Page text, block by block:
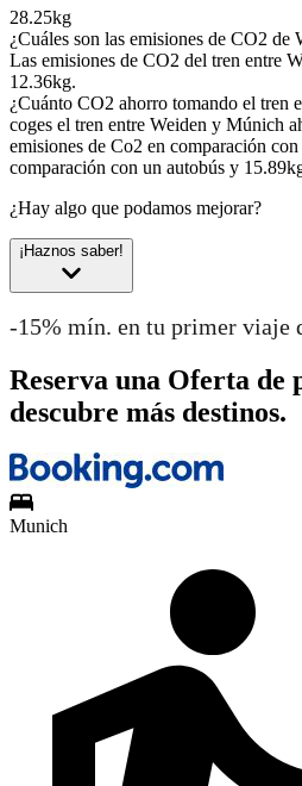
28.25kg
¿Cuáles son las emisiones de CO2 de
Las emisiones de CO2 del tren entre
12.36kg.
¿Cuánto CO2 ahorro tomando el tren
coges el tren entre Weiden y Múnich
emisiones de Co2 en comparación
comparación con un autobús y
¿Hay algo que podamos mejorar?
¡Haznos saber!
-15% mín. en tu primer viaje
Reserva una Oferta de
descubre más destinos.
Munich